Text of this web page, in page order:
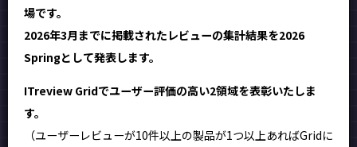
場です。
2026年3月までに掲載されたレビューの集計結果を2026
Springとして発表します。
ITreview Gridでユーザー評価の高い2領域を表彰いたしま
す。
（ユーザーレビューが10件以上の製品が1つ以上あればGridに